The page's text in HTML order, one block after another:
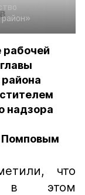
район»
рабочей
надзора
Помповым
что
в этом